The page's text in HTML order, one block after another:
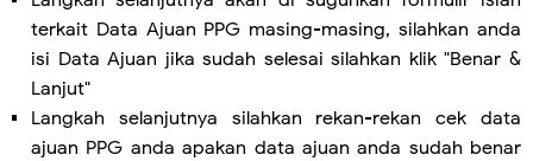
terkait Data Ajuan PPG masing-masing, silahkan anda
isi Data Ajuan jika sudah selesai silahkan klik "Benar &
Lanjut"
Langkah selanjutnya silahkan rekan-rekan cek data
ajuan PPG anda apakan data ajuan anda sudah benar